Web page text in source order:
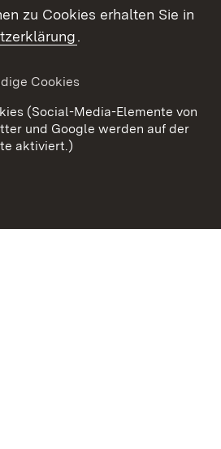
Impressum
zu Cookies erhalten Sie in
.
Cookies
(Social-Media-Elemente von
und Google werden auf der
aktiviert.)